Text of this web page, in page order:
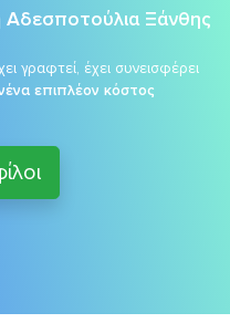
Αδεσποτούλια Ξάνθης
γραφτεί, έχει συνεισφέρει
επιπλέον κόστος